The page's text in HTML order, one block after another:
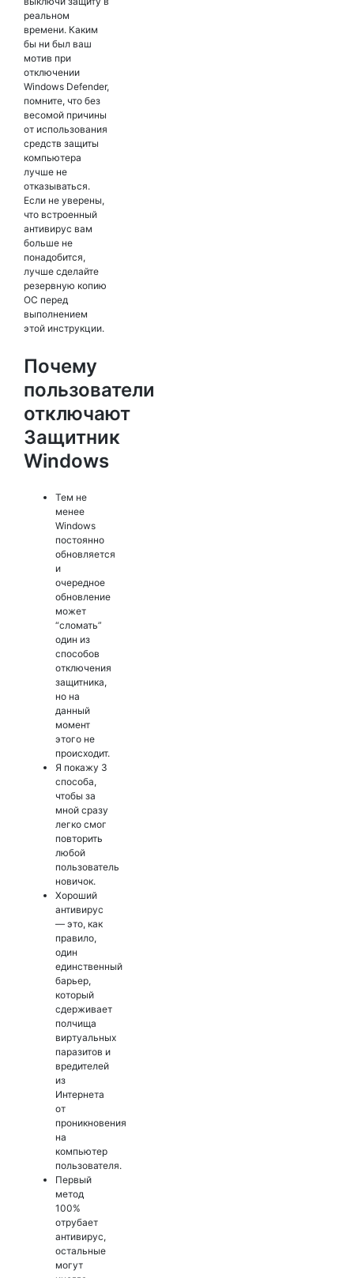
реальном
времени. Каким
бы ни был ваш
мотив при
отключении
Windows Defender,
помните, что без
весомой причины
от использования
средств защиты
компьютера
лучше не
отказываться.
Если не уверены,
что встроенный
антивирус вам
больше не
понадобится,
лучше сделайте
резервную копию
ОС перед
выполнением
этой инструкции.
Почему
пользователи
отключают
Защитник
Windows
Тем не
менее
Windows
постоянно
обновляется
и
очередное
обновление
может
“сломать”
один из
способов
отключения
защитника,
но на
данный
момент
этого не
происходит.
Я покажу 3
способа,
чтобы за
мной сразу
легко смог
повторить
любой
пользователь
новичок.
Хороший
антивирус
— это, как
правило,
один
единственный
барьер,
который
сдерживает
полчища
виртуальных
паразитов и
вредителей
из
Интернета
от
проникновения
на
компьютер
пользователя.
Первый
метод
100%
отрубает
антивирус,
остальные
могут